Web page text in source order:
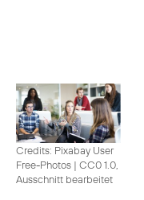
Credits: Pixabay User
Free-Photos | CC0 1.0,
Ausschnitt bearbeitet